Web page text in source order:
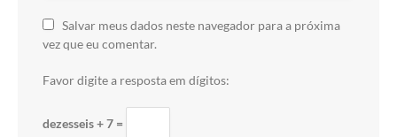
Salvar meus dados neste navegador para a próxima
vez que eu comentar.
Favor digite a resposta em dígitos:
dezesseis + 7 =